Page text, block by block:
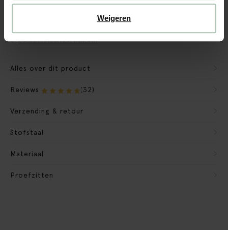
Weigeren
Verpakkingsmateriaal nemen we mee
Banken retourvoorwaarden
Alles over dit product
Reviews (32)
Verzending & retour
Stofstaal
Materiaal
Proefzitten